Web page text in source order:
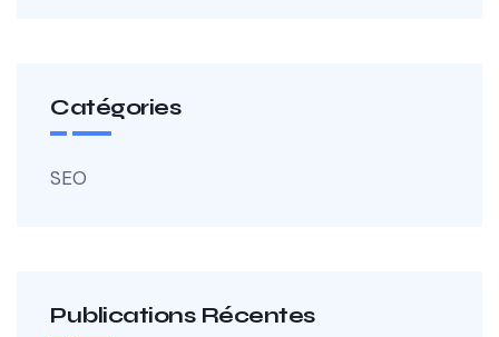
Catégories
SEO
Publications Récentes